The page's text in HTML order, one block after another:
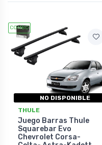
COMBO
NO DISPONIBLE
THULE
Juego Barras Thule
Squarebar Evo
Chevrolet Corsa-